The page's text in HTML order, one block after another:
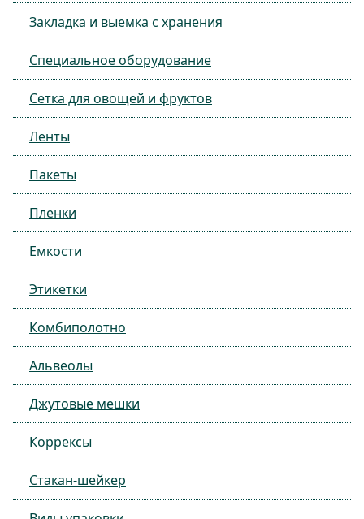
Закладка и выемка с хранения
Специальное оборудование
Сетка для овощей и фруктов
Ленты
Пакеты
Пленки
Емкости
Этикетки
Комбиполотно
Альвеолы
Джутовые мешки
Коррексы
Стакан-шейкер